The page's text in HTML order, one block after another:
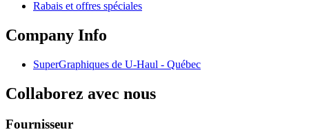
Rabais et offres spéciales
Company Info
SuperGraphiques de U-Haul - Québec
Collaborez avec nous
Fournisseur